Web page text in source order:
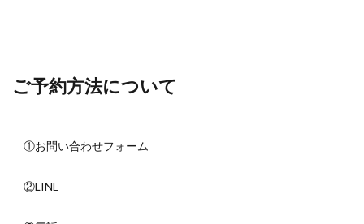
ご予約方法について
①お問い合わせフォーム
②LINE